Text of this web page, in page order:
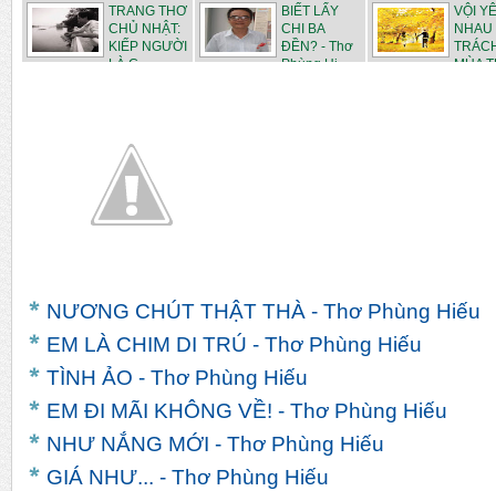
TRANG THƠ
CHỦ NHẬT:
KIẾP NGƯỜI
LÀ C...
BIẾT LẤY
CHI BA
ĐỀN? - Thơ
Phùng Hi...
VỘI
NHAU
MÙA
NƯƠNG CHÚT THẬT THÀ - Thơ Phùng Hiếu
EM LÀ CHIM DI TRÚ - Thơ Phùng Hiếu
TÌNH ẢO - Thơ Phùng Hiếu
EM ĐI MÃI KHÔNG VỀ! - Thơ Phùng Hiếu
NHƯ NẮNG MỚI - Thơ Phùng Hiếu
GIÁ NHƯ... - Thơ Phùng Hiếu